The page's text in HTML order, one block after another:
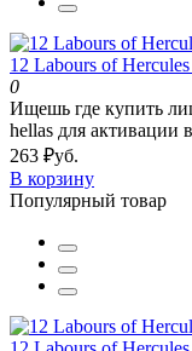
12 Labours of
0
Ищешь где купить
hellas для активации
263 ₽уб.
В корзину
Популярный товар